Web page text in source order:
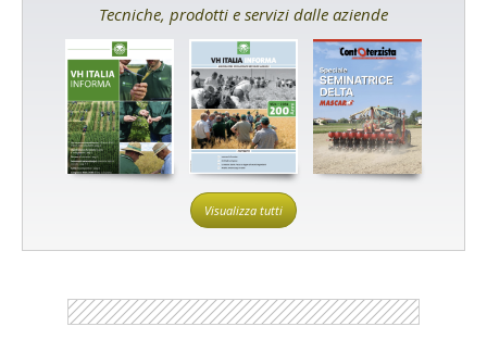
Tecniche, prodotti e servizi dalle aziende
Visualizza tutti